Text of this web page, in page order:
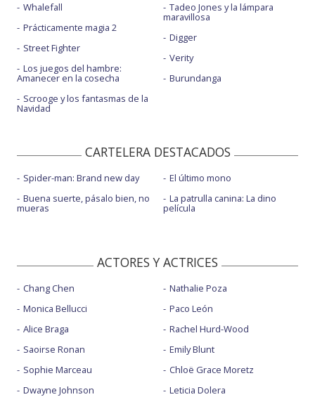
Whalefall
Prácticamente magia 2
Street Fighter
Los juegos del hambre:
Amanecer en la cosecha
Scrooge y los fantasmas de la
Navidad
Tadeo Jones y la lámpara
maravillosa
Digger
Verity
Burundanga
CARTELERA DESTACADOS
Spider-man: Brand new day
Buena suerte, pásalo bien, no
mueras
El último mono
La patrulla canina: La dino
película
ACTORES Y ACTRICES
Chang Chen
Monica Bellucci
Alice Braga
Saoirse Ronan
Sophie Marceau
Dwayne Johnson
Nathalie Poza
Paco León
Rachel Hurd-Wood
Emily Blunt
Chloë Grace Moretz
Leticia Dolera